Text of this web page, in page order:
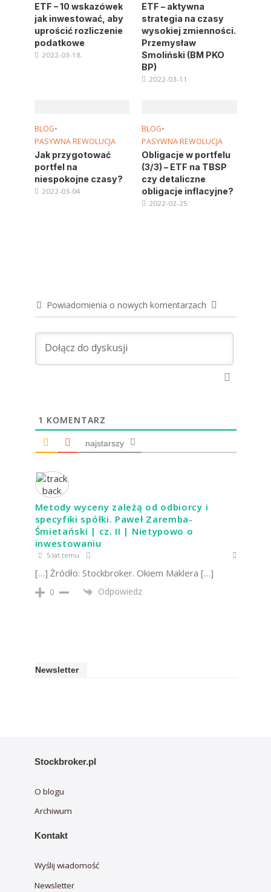
ETF – 10 wskazówek
jak inwestować, aby
uprościć rozliczenie
podatkowe
2022-03-18
ETF – aktywna
strategia na czasy
wysokiej zmienności.
Przemysław
Smoliński (BM PKO
BP)
2022-03-11
BLOG•
PASYWNA REWOLUCJA
Jak przygotować
portfel na
niespokojne czasy?
2022-03-04
BLOG•
PASYWNA REWOLUCJA
Obligacje w portfelu
(3/3) – ETF na TBSP
czy detaliczne
obligacje inflacyjne?
2022-02-25
Powiadomienia o nowych komentarzach
1 KOMENTARZ
najstarszy
Metody wyceny zależą od odbiorcy i
specyfiki spółki. Paweł Zaremba-
Śmietański | cz. II | Nietypowo o
inwestowaniu
5 lat temu
[…] Żródło: Stockbroker. Okiem Maklera […]
0 Odpowiedz
Newsletter
Stockbroker.pl
O blogu
Archiwum
Kontakt
Wyślij wiadomość
Newsletter